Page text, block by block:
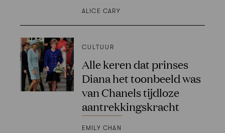
ALICE CARY
CULTUUR
Alle keren dat prinses
Diana het toonbeeld was
van Chanels tijdloze
aantrekkingskracht
EMILY CHAN